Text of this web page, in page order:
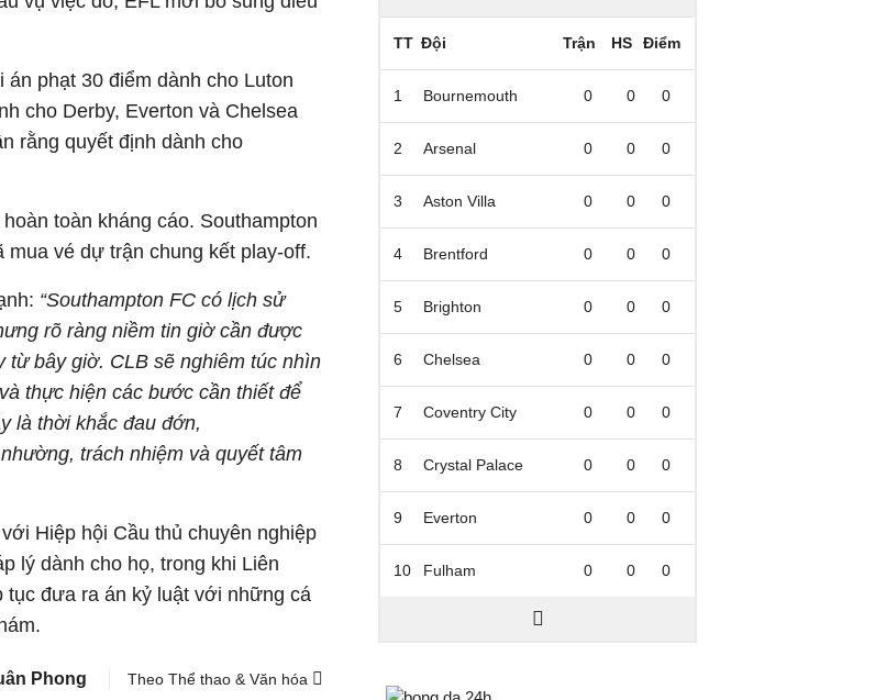
phạt 30 điểm dành cho Luton
cho Derby, Everton và Chelsea
rằng quyết định dành cho
toàn kháng cáo. Southampton
vé dự trận chung kết play-off.
“Southampton FC có lịch sử
rõ ràng niềm tin giờ cần được
từ bây giờ. CLB sẽ nghiêm túc nhìn
thực hiện các bước cần thiết để
là thời khắc đau đớn,
trách nhiệm và quyết tâm
Hiệp hội Cầu thủ chuyên nghiệp
lý dành cho họ, trong khi Liên
tục đưa ra án kỷ luật với những cá
Phong Theo Thể thao & Văn hóa
TT Đội Trận HS Điểm
1 Bournemouth 0 0 0
2 Arsenal 0 0 0
3 Aston Villa 0 0 0
4 Brentford 0 0 0
5 Brighton 0 0 0
6 Chelsea 0 0 0
7 Coventry City 0 0 0
8 Crystal Palace 0 0 0
9 Everton 0 0 0
10 Fulham 0 0 0